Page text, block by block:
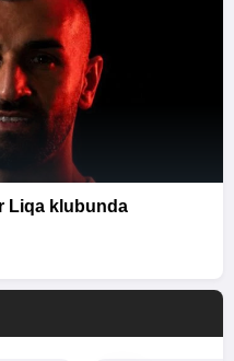
Liqa klubunda